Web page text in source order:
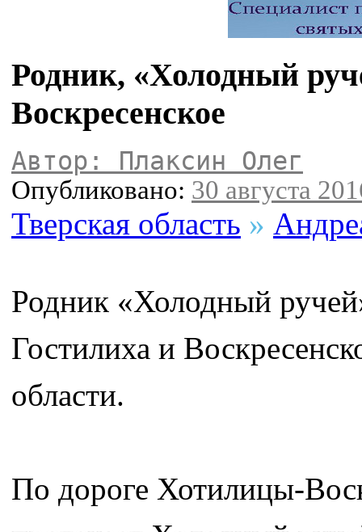
Родник, «Холодный
Воскресенское
Автор: Плаксин Олег
Опубликовано: 30 августа
Тверская область »
Родник «Холодный
Гостилиха и
области.
По дороге Хотилицы-